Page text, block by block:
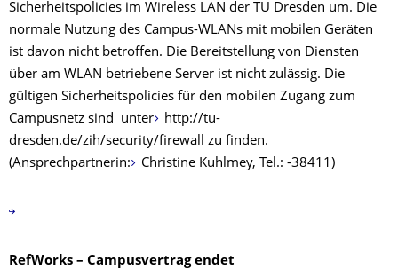
Sicherheitspolicies im Wireless LAN der TU Dresden um. Die
normale Nutzung des Campus-WLANs mit mobilen Geräten
ist davon nicht betroffen. Die Bereitstellung von Diensten
über am WLAN betriebene Server ist nicht zulässig. Die
gültigen Sicherheitspolicies für den mobilen Zugang zum
Campusnetz sind unter
http://tu-
dresden.de/zih/security/firewall zu finden.
(Ansprechpartnerin:
Christine Kuhlmey, Tel.: -38411)
RefWorks – Campusvertrag endet